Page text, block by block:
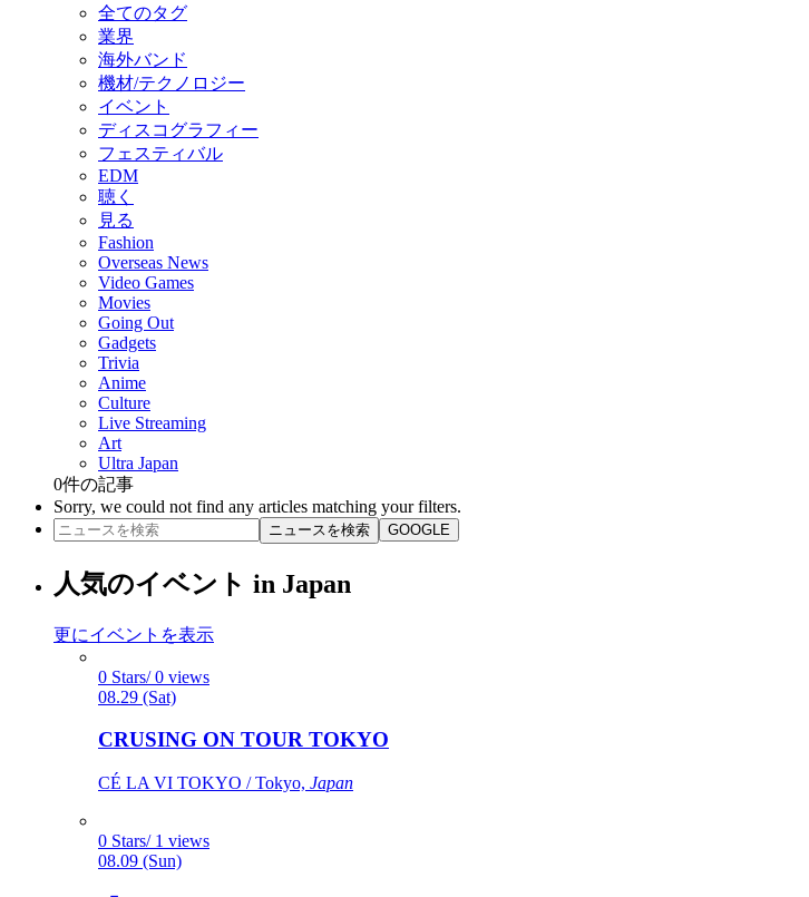
全てのタグ
業界
海外バンド
機材/テクノロジー
イベント
ディスコグラフィー
フェスティバル
EDM
聴く
見る
Fashion
Overseas News
Video Games
Movies
Going Out
Gadgets
Trivia
Anime
Culture
Live Streaming
Art
Ultra Japan
0件の記事
Sorry, we could not find any articles matching your filters.
ニュースを検索 GOOGLE
人気のイベント in Japan
更にイベントを表示
0 Stars/ 0 views
08.29 (Sat)
CRUSING ON TOUR TOKYO
CÉ LA VI TOKYO / Tokyo, Japan
0 Stars/ 1 views
08.09 (Sun)